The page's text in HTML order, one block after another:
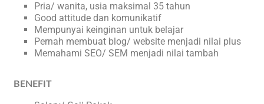
Pria/ wanita, usia maksimal 35 tahun
Good attitude dan komunikatif
Mempunyai keinginan untuk belajar
Pernah membuat blog/ website menjadi nilai plus
Memahami SEO/ SEM menjadi nilai tambah
BENEFIT